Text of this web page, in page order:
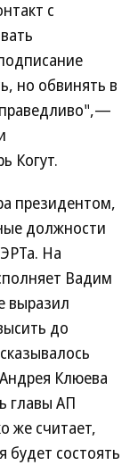
с
но обвинять в
Когут.
президентом,
должности
На
Вадим
выразил
до
Клюева
главы АП
же считает,
будет состоять